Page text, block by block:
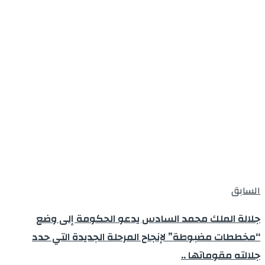
السابق
جلالة الملك محمد السادس يدعو الحكومة إلى وضع
“مخططات مضبوطة” لإنجاح المرحلة الجديدة التي حدد
جلالته مقوماتها ..